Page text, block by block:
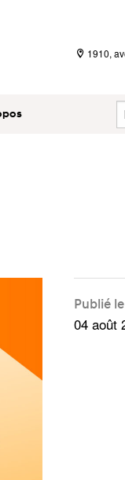
1910,
Publié le
04 août